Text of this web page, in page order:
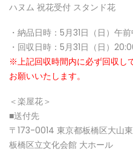
ハヌム 祝花受付 スタンド花
・納品日時：5月31日（日）午前
・回収日時：5月31日（日）
※上記回収時間内に必ず回収し
お願いいたします。
＜楽屋花＞
■送付先
〒173-0014 東京都板橋区大山東
板橋区立文化会館 大ホール